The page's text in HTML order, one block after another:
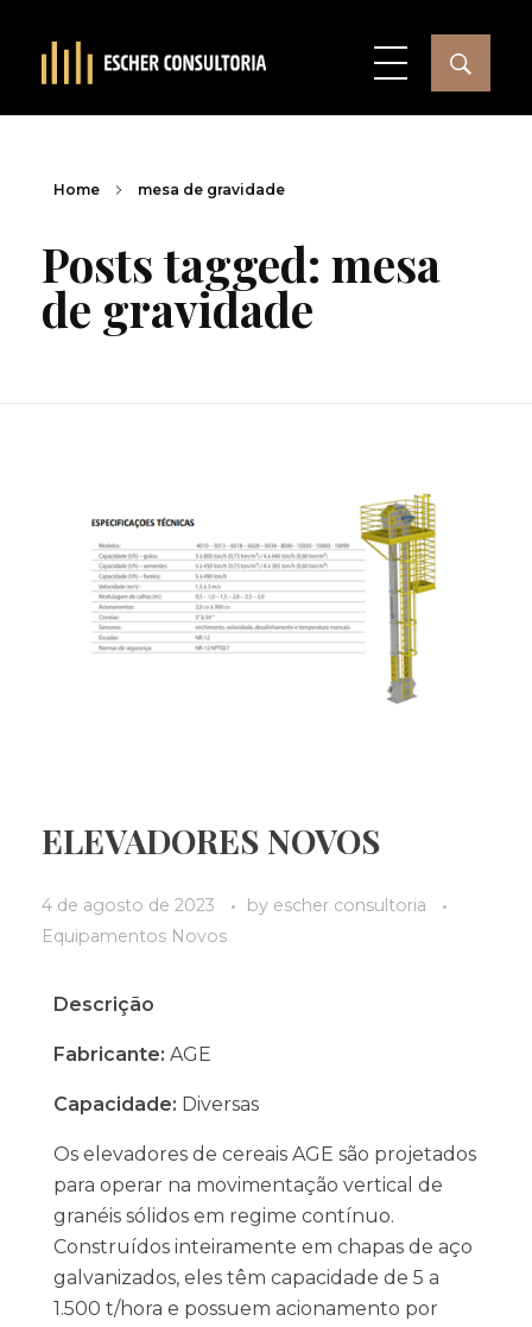
Home mesa de gravidade
Posts tagged: mesa
de gravidade
ELEVADORES NOVOS
4 de agosto de 2023 by escher consultoria
Equipamentos Novos
Descrição
Fabricante: AGE
Capacidade: Diversas
Os elevadores de cereais AGE são projetados
para operar na movimentação vertical de
granéis sólidos em regime contínuo.
Construídos inteiramente em chapas de aço
galvanizados, eles têm capacidade de 5 a
1.500 t/hora e possuem acionamento por